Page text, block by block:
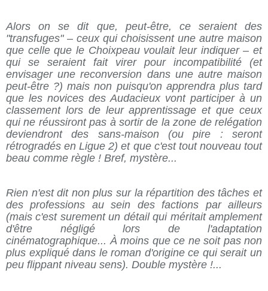
Alors on se dit que, peut-être, ce seraient des
"transfuges" – ceux qui choisissent une autre maison
que celle que le Choixpeau voulait leur indiquer – et
qui se seraient fait virer pour incompatibilité (et
envisager une reconversion dans une autre maison
peut-être ?) mais non puisqu'on apprendra plus tard
que les novices des Audacieux vont participer à un
classement lors de leur apprentissage et que ceux
qui ne réussiront pas à sortir de la zone de relégation
deviendront des sans-maison (ou pire : seront
rétrogradés en Ligue 2) et que c'est tout nouveau tout
beau comme règle ! Bref, mystère...
Rien n'est dit non plus sur la répartition des tâches et
des professions au sein des factions par ailleurs
(mais c'est surement un détail qui méritait amplement
d'être négligé lors de l'adaptation
cinématographique... À moins que ce ne soit pas non
plus expliqué dans le roman d'origine ce qui serait un
peu flippant niveau sens). Double mystère !...